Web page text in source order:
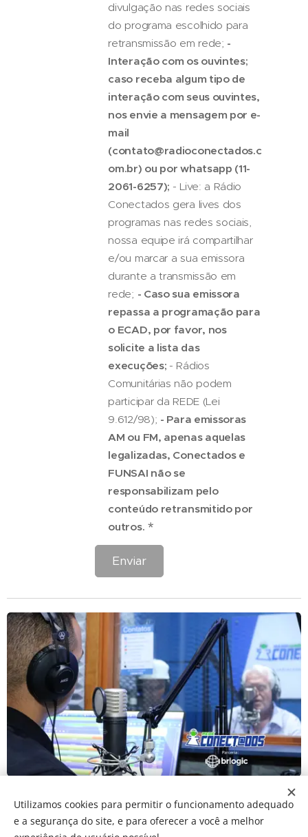
divulgação nas redes sociais
do programa escolhido para
retransmissão em rede; -
Interação com os ouvintes;
caso receba algum tipo de
interação com seus ouvintes,
nos envie a mensagem por e-
mail
(contato@radioconectados.c
om.br) ou por whatsapp (11-
2061-6257); - Live: a Rádio
Conectados gera lives dos
programas nas redes sociais,
nossa equipe irá compartilhar
e/ou marcar a sua emissora
durante a transmissão em
rede; - Caso sua emissora
repassa a programação para
o ECAD, por favor, nos
solicite a lista das
execuções; - Rádios
Comunitárias não podem
participar da REDE (Lei
9.612/98); - Para emissoras
AM ou FM, apenas aquelas
legalizadas, Conectados e
FUNSAI não se
responsabilizam pelo
conteúdo retransmitido por
outros.
Enviar
2025 © FUNSAI | Fundação Nossa Senhora Auxiliadora do
Utilizamos cookies para permitir o funcionamento adequado
e a segurança do site, e para oferecer a você a melhor